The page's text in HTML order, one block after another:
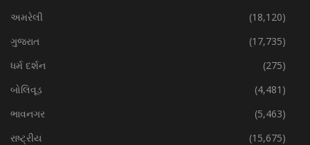
અમરેલી
(18,120)
ગુજરાત
(17,735)
ધર્મ દર્શન
(275)
બોલિવૂડ
(4,481)
ભાવનગર
(5,463)
રાષ્ટ્રીય
(15,675)